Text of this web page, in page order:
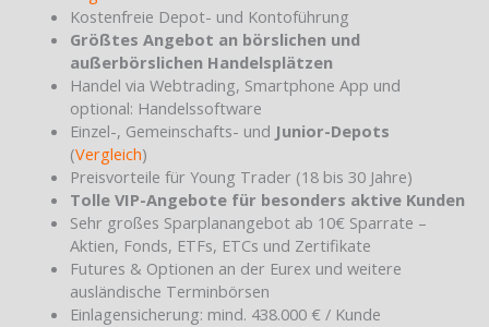
Kostenfreie Depot- und Kontoführung
Größtes Angebot an börslichen und
außerbörslichen Handelsplätzen
Handel via Webtrading, Smartphone App und
optional: Handelssoftware
Einzel-, Gemeinschafts- und Junior-Depots
(Vergleich)
Preisvorteile für Young Trader (18 bis 30 Jahre)
Tolle VIP-Angebote für besonders aktive Kunden
Sehr großes Sparplanangebot ab 10€ Sparrate –
Aktien, Fonds, ETFs, ETCs und Zertifikate
Futures & Optionen an der Eurex und weitere
ausländische Terminbörsen
Einlagensicherung: mind. 438.000 € / Kunde